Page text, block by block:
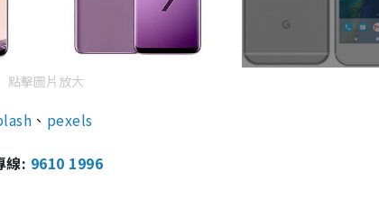
點擊圖片放大
、 pexels
線: 9610 1996